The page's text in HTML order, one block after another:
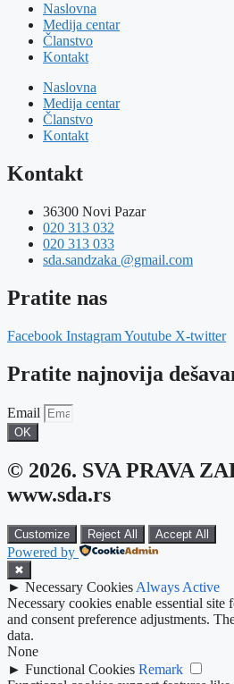
Naslovna
Medija centar
Članstvo
Kontakt
Naslovna
Medija centar
Članstvo
Kontakt
Kontakt
36300 Novi Pazar
020 313 032
020 313 033
sda.sandzaka @gmail.com
Pratite nas
Facebook InstagramYoutube X-twitter
Pratite najnovija
Email
OK
© 2026. SVA PRAVA
www.sda.rs
Customize Reject All Accept All
Powered by
✖
► Necessary Cookies Always Active
Necessary cookies enable essential site
and consent preference adjustments.
data.
None
► Functional Cookies Remark